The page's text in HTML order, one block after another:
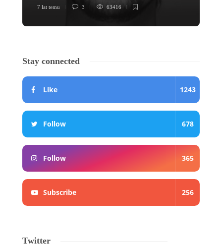
7 lat temu 3 63416
Stay connected
Like 1243
Follow 678
Follow 365
Subscribe 256
Twitter